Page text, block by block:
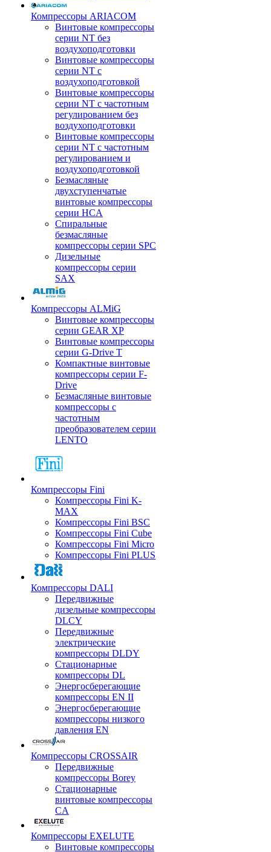
Компрессоры ARIACOM
Винтовые компрессоры
серии NT без
воздухоподготовки
Винтовые компрессоры
серии NT c
воздухоподготовкой
Винтовые компрессоры
серии NT с частотным
регулированием без
воздухоподготовки
Винтовые компрессоры
серии NT с частотным
регулированием и
воздухоподготовкой
Безмасляные
двухступенчатые
винтовые компрессоры
серии HCA
Спиральные
безмасляные
компрессоры серии SPC
Дизельные
компрессоры серии
SAX
Компрессоры ALMiG
Винтовые компрессоры
серии GEAR XP
Винтовые компрессоры
серии G-Drive T
Компактные винтовые
компрессоры серии F-
Drive
Безмасляные винтовые
компрессоры с
частотным
преобразователем серии
LENTO
Компрессоры Fini
Компрессоры Fini K-
MAX
Компрессоры Fini BSC
Компрессоры Fini Cube
Компрессоры Fini Micro
Компрессоры Fini PLUS
Компрессоры DALI
Передвижные
дизельные компрессоры
DLCY
Передвижные
электрические
компрессоры DLDY
Стационарные
компрессоры DL
Энергосберегающие
компрессоры EN II
Энергосберегающие
компрессоры низкого
давления EN
Компрессоры CROSSAIR
Передвижные
компрессоры Borey
Стационарные
винтовые компрессоры
CA
Компрессоры EXELUTE
Винтовые компрессоры